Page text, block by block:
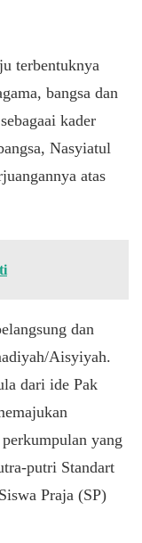
terbentuknya
bangsa dan
kader
Nasyiatul
atas
dan
Aisyiyah.
dari ide Pak
yang
putri Standart
Praja (SP)